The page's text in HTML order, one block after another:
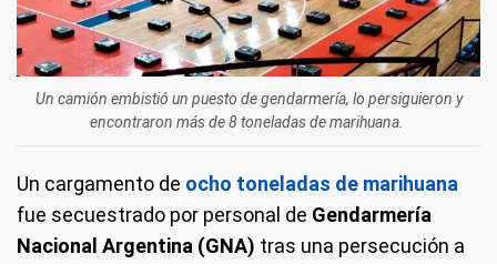
Un camión embistió un puesto de gendarmería, lo persiguieron y
encontraron más de 8 toneladas de marihuana.
Un cargamento de ocho toneladas de marihuana
fue secuestrado por personal de Gendarmería
Nacional Argentina (GNA) tras una persecución a